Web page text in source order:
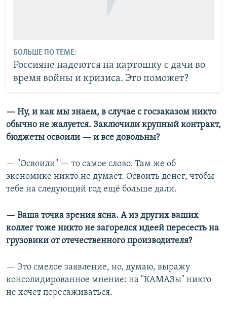
БОЛЬШЕ ПО ТЕМЕ:
Россияне надеются на картошку с дачи во
время войны и кризиса. Это поможет?
— Ну, и как мы знаем, в случае с госзаказом никто
обычно не жалуется. Заключили крупный контракт,
бюджеты освоили — и все довольны?
— "Освоили" — то самое слово. Там же об
экономике никто не думает. Освоить денег, чтобы
тебе на следующий год ещё больше дали.
— Ваша точка зрения ясна. А из других ваших
коллег тоже никто не загорелся идеей пересесть на
грузовики от отечественного производителя?
— Это смелое заявление, но, думаю, выражу
консолидированное мнение: на "КАМАЗы" никто
не хочет пересаживаться.